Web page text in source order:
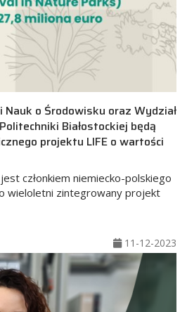
o Środowisku oraz Wydział
Białostockiej będą
projektu LIFE o wartości
członkiem niemiecko-polskiego
wieloletni zintegrowany projekt
11-12-2023